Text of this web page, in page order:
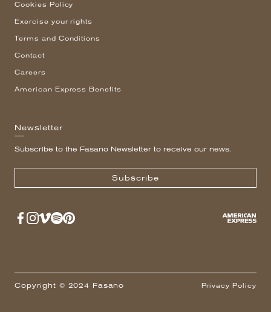
Cookies Policy
Exercise your rights
Terms and Conditions
Contact
Careers
American Express Benefits
Newsletter
Subscribe to the Fasano Newsletter to receive our news.
Subscribe
Copyright © 2024 Fasano Privacy Policy